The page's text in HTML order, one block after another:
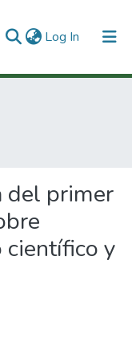
Log In (current)
del primer
y